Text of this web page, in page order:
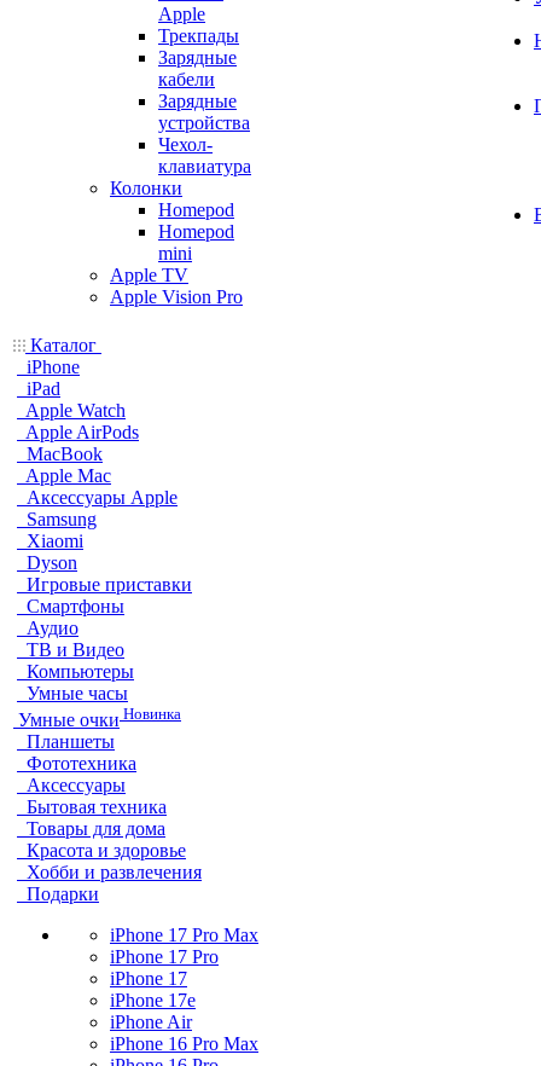
Apple
Трекпады
Зарядные
кабели
Зарядные
устройства
Чехол-
клавиатура
Колонки
Homepod
Homepod
mini
Apple TV
Apple Vision Pro
Каталог
iPhone
iPad
Apple Watch
Apple AirPods
MacBook
Apple Mac
Аксессуары Apple
Samsung
Xiaomi
Dyson
Игровые приставки
Смартфоны
Аудио
ТВ и Видео
Компьютеры
Умные часы
Умные очки Новинка
Планшеты
Фототехника
Аксессуары
Бытовая техника
Товары для дома
Красота и здоровье
Хобби и развлечения
Подарки
iPhone 17 Pro Max
iPhone 17 Pro
iPhone 17
iPhone 17e
iPhone Air
iPhone 16 Pro Max